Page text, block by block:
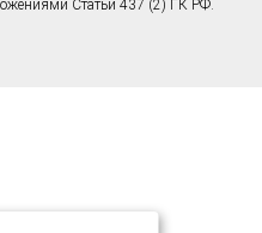
Статьи 437 (2) ГК РФ.